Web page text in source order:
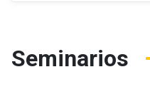
Seminarios